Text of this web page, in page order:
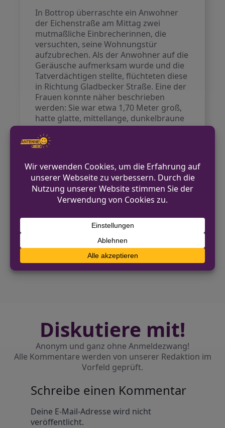
In Bottrop überraschte ein Anwohner
der Eichenstraße am Mittag zwei
mutmaßliche Einbrecherinnen, die
versuchten, seine Wohnungstür
aufzubrechen. Als der Anwohner auf die
Geräusche aufmerksam wurde und die
Tatverdächtigen stellte, flüchteten diese
in Richtung Gladbecker Straße. Eine der
Frauen konnte näher beschrieben
werden: Sie war etwa 1,70 Meter groß,
hatte glatte, mittellange, dunkelbraune
Haare und trug eine weiße Daunenjacke
sowie eine schwarze Hose.
Einbrüchen.
FW Pulheim: Feuer in Pulheimer
NÄCHSTER BEITRAG
Polizei durchsucht Gebäude in NRW wegen
Verdacht auf Cannabis-Anbau
Diskutiere mit!
Anonym und ganz ohne Anmeldezwang!
Alle Kommentare werden von unserer Redaktion im
Vorfeld geprüft.
Schreibe einen Kommentar
Deine E-Mail-Adresse wird nicht
veröffentlicht.